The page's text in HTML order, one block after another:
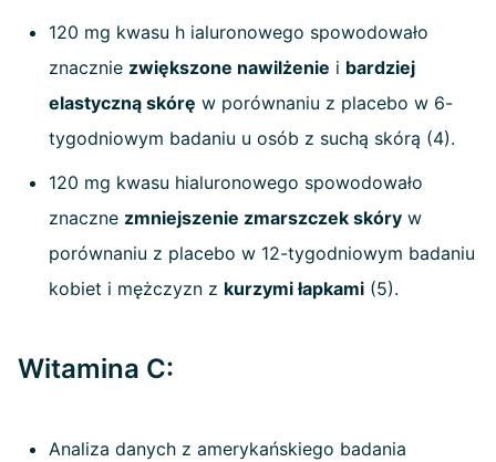
120 mg kwasu h ialuronowego spowodowało
znacznie zwiększone nawilżenie i bardziej
elastyczną skórę w porównaniu z placebo w 6-
tygodniowym badaniu u osób z suchą skórą (4).
120 mg kwasu hialuronowego spowodowało
znaczne zmniejszenie zmarszczek skóry w
porównaniu z placebo w 12-tygodniowym badaniu
kobiet i mężczyzn z kurzymi łapkami (5).
Witamina C:
Analiza danych z amerykańskiego badania